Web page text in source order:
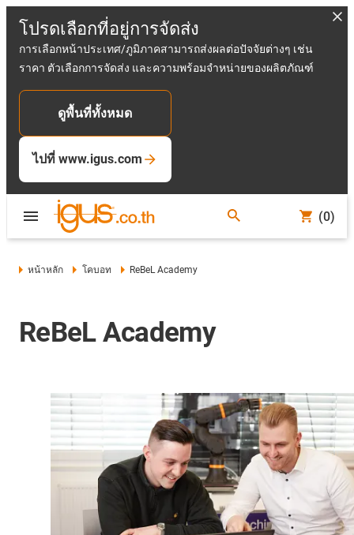
โปรดเลือกที่อยู่การจัดส่ง
การเลือกหน้าประเทศ/ภูมิภาคสามารถส่งผลต่อปัจจัยต่างๆ เช่น
ราคา ตัวเลือกการจัดส่ง และความพร้อมจำหน่ายของผลิตภัณฑ์
ดูพื้นที่ทั้งหมด
ไปที่ www.igus.com
(0)
หน้าหลัก โคบอท ReBeL Academy
ReBeL Academy